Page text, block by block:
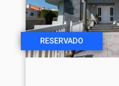
RESERVADO